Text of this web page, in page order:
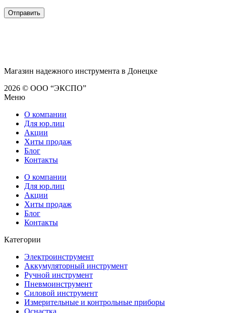
Магазин надежного инструмента в Донецке
2026 © ООО “ЭКСПО”
Меню
О компании
Для юр.лиц
Акции
Хиты продаж
Блог
Контакты
О компании
Для юр.лиц
Акции
Хиты продаж
Блог
Контакты
Категории
Электроинструмент
Аккумуляторный инструмент
Ручной инструмент
Пневмоинструмент
Силовой инструмент
Измерительные и контрольные приборы